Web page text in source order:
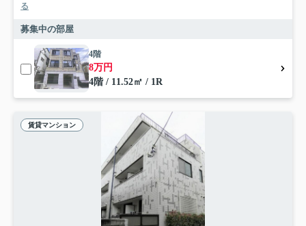
る
募集中の部屋
4階
8万円
4階 / 11.52㎡ / 1R
賃貸マンション